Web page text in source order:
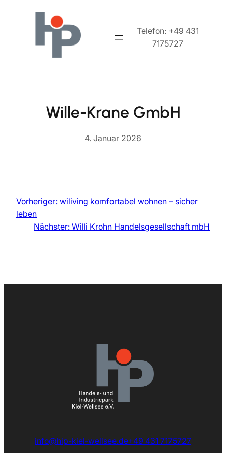
Telefon: +49 431
7175727
Wille-Krane GmbH
4. Januar 2026
Vorheriger: wiliving komfortabel wohnen – sicher
leben
Nächster: Willi Krohn Handelsgesellschaft mbH
info@hip-kiel-wellsee.de+49 431 7175727